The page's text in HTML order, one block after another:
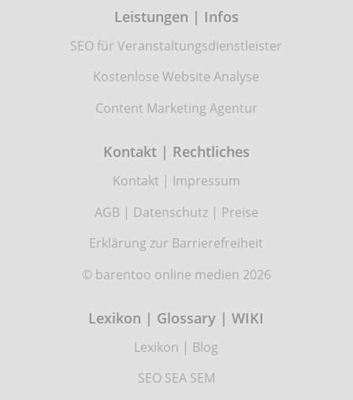
Leistungen | Infos
SEO für Veranstaltungsdienstleister
Kostenlose Website Analyse
Content Marketing Agentur
Kontakt | Rechtliches
Kontakt | Impressum
AGB| Datenschutz| Preise
Erklärung zur Barrierefreiheit
© barentoo online medien 2026
Lexikon | Glossary | WIKI
Lexikon | Blog
SEO SEA SEM